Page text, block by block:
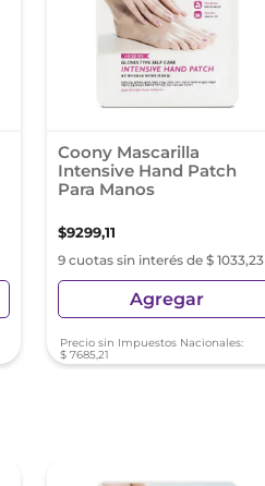
Coony Mascarilla
Intensive Hand Patch
Para Manos
$9299,11
9 cuotas sin interés de $ 1033,23
Agregar
Precio sin Impuestos Nacionales:
$ 7685,21